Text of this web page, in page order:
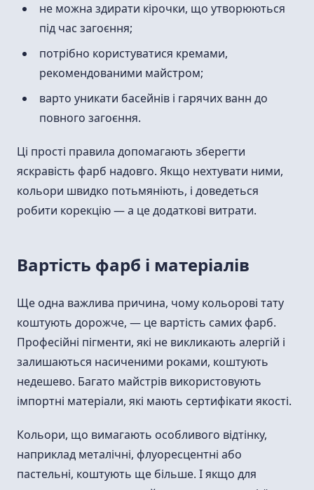
не можна здирати кірочки, що утворюються
під час загоєння;
потрібно користуватися кремами,
рекомендованими майстром;
варто уникати басейнів і гарячих ванн до
повного загоєння.
Ці прості правила допомагають зберегти
яскравість фарб надовго. Якщо нехтувати ними,
кольори швидко потьмяніють, і доведеться
робити корекцію — а це додаткові витрати.
Вартість фарб і матеріалів
Ще одна важлива причина, чому кольорові тату
коштують дорожче, — це вартість самих фарб.
Професійні пігменти, які не викликають алергій і
залишаються насиченими роками, коштують
недешево. Багато майстрів використовують
імпортні матеріали, які мають сертифікати якості.
Кольори, що вимагають особливого відтінку,
наприклад металічні, флуоресцентні або
пастельні, коштують ще більше. І якщо для